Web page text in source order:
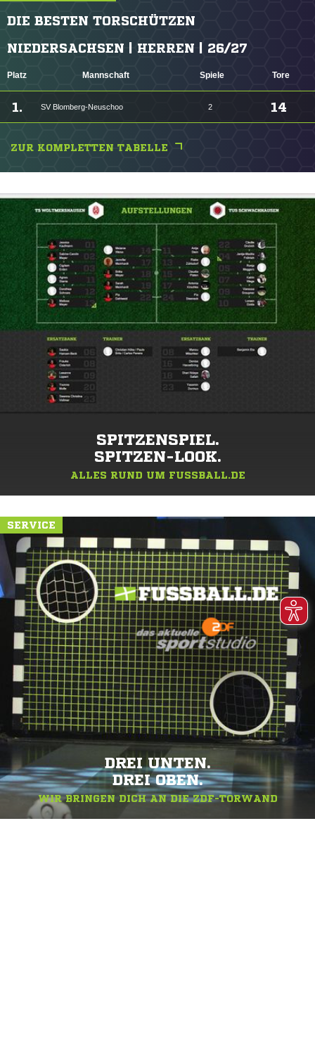
DIE BESTEN TORSCHÜTZEN
NIEDERSACHSEN | HERREN | 26/27
Platz Mannschaft Spiele Tore
1. SV Blomberg-Neuschoo 2 14
ZUR KOMPLETTEN TABELLE
SPITZENSPIEL.
SPITZEN-LOOK.
ALLES RUND UM FUSSBALL.DE
SERVICE
DREI UNTEN.
DREI OBEN.
WIR BRINGEN DICH AN DIE ZDF-TORWAND